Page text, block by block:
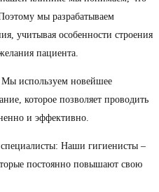
мы разрабатываем
учитывая особенности строения
пациента.
Мы используем новейшее
которое позволяет проводить
и эффективно.
Наши гигиенисты –
постоянно повышают свою